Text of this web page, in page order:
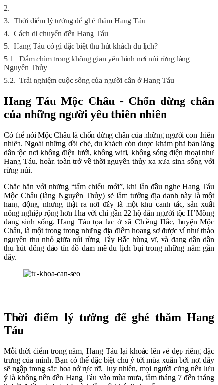
2.
3. Thời điểm lý tưởng để ghé thăm Hang Táu
4. Cách di chuyển đến Hang Táu
5. Hang Táu có gì đặc biệt thu hút khách du lịch?
5.1. Đắm chìm trong không gian yên bình nơi núi rừng làng
Nguyên Thủy
5.2. Trải nghiệm cuộc sống của người dân ở Hang Táu
Hang Táu Mộc Châu - Chốn dừng chân
của những người yêu thiên nhiên
Có thể nói Mộc Châu là chốn dừng chân của những người con thiên
nhiên. Ngoài những đồi chè, du khách còn được khám phá bản làng
dân tộc nơi không điện lưới, không wifi, không sóng điện thoại như
Hang Táu, hoàn toàn trở về thời nguyên thủy xa xưa sinh sống với
rừng núi.
Chắc hẳn với những “tấm chiếu mới”, khi lần đầu nghe Hang Táu
Mộc Châu (làng Nguyên Thủy) sẽ lầm tưởng địa danh này là một
hang động, nhưng thật ra nơi đây là một khu canh tác, sản xuất
nông nghiệp rộng hơn 1ha với chỉ gần 22 hộ dân người tộc H’Mông
đang sinh sống. Hang Táu tọa lạc ở xã Chiềng Hắc, huyện Mộc
Châu, là một trong trong những địa điểm hoang sơ được ví như thảo
nguyên thu nhỏ giữa núi rừng Tây Bắc hùng vĩ, và đang dần dần
thu hút đông đảo tín đồ đam mê du lịch bụi trong những năm gần
đây.
Thời điểm lý tưởng để ghé thăm Hang
Táu
Mỗi thời điểm trong năm, Hang Táu lại khoác lên vẻ đẹp riêng đặc
trưng của mình. Bạn có thể đặc biệt chú ý tới mùa xuân bởi nơi đây
sẽ ngập trong sắc hoa nở rực rỡ. Tuy nhiên, mọi người cũng nên lưu
ý là không nên đến Hang Táu vào mùa mưa, tầm tháng 7 đến tháng